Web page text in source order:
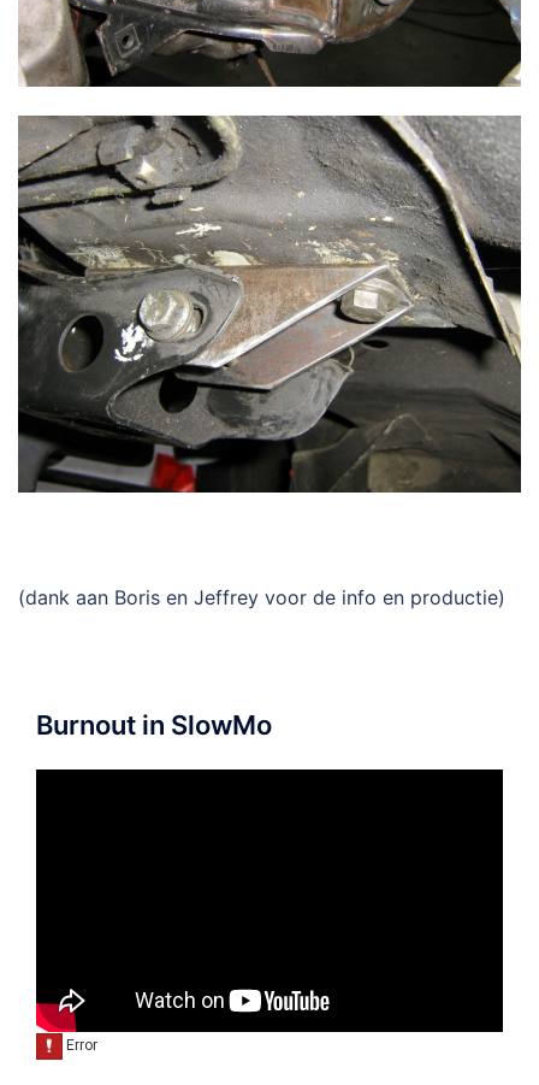
(dank aan Boris en Jeffrey voor de info en productie)
Burnout in SlowMo